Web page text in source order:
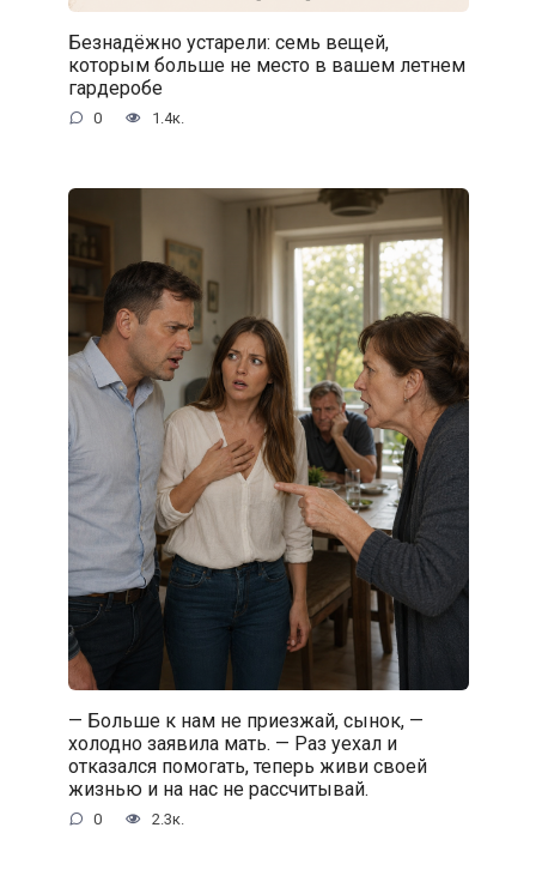
Безнадёжно устарели: семь вещей,
которым больше не место в вашем летнем
гардеробе
0 1.4к.
— Больше к нам не приезжай, сынок, —
холодно заявила мать. — Раз уехал и
отказался помогать, теперь живи своей
жизнью и на нас не рассчитывай.
0 2.3к.